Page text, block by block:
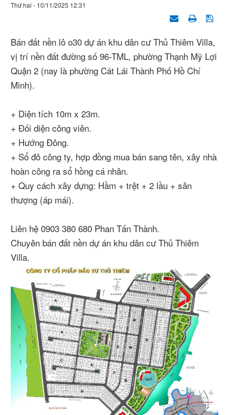
Thứ hai - 10/11/2025 12:31
Bán đất nền lô o30 dự án khu dân cư Thủ Thiêm Villa,
vị trí nền đất đường số 96-TML, phường Thạnh Mỹ Lợi
Quận 2 (nay là phường Cát Lái Thành Phố Hồ Chí
Minh).
+ Diện tích 10m x 23m.
+ Đối diện công viên.
+ Hướng Đông.
+ Sổ đỏ công ty, hợp đồng mua bán sang tên, xây nhà
hoàn công ra sổ hồng cá nhân.
+ Quy cách xây dựng: Hầm + trệt + 2 lầu + sân
thượng (áp mái).
Liên hệ 0903 380 680 Phan Tấn Thành.
Chuyên bán đất nền dự án khu dân cư Thủ Thiêm
Villa.